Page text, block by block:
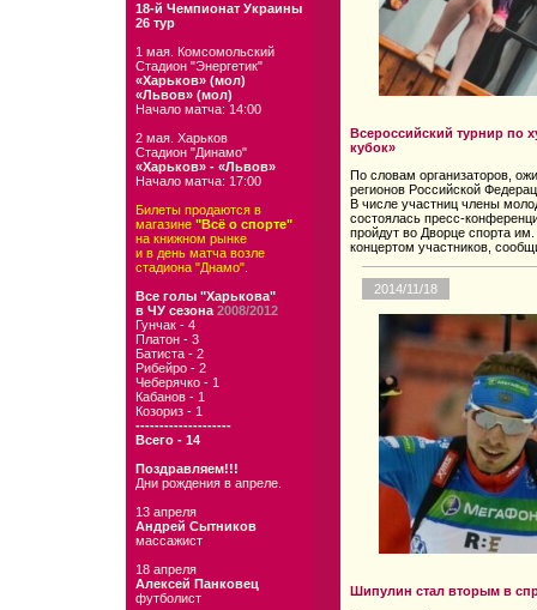
18-й Чемпионат Украины
26 тур
1 мая. Комсомольский
Стадион "Энергетик"
«Харьков» (мол)
«Львов» (мол)
Начало матча: 14:00
2 мая. Харьков
Стадион "Динамо"
«Харьков» - «Львов»
Начало матча: 17:00
Билеты продаются в
магазине "Всё о спорте"
на книжном рынке
и в день матча возле
стадиона "Днамо".
Все голы "Харькова"
в ЧУ сезона 2008/2012
Гунчак - 4
Платон - 3
Батиста - 2
Рибейро - 2
Чеберячко - 1
Кабанов - 1
Козориз - 1
--------------------
Всего - 14
Поздравляем!!!
Дни рождения в апреле.
13 апреля
Андрей Сытников
массажист
18 апреля
Алексей Панковец
футболист
Всероссийский турнир по
кубок»
По словам организаторов,
регионов Российской
В числе участниц члены
состоялась пресс-
пройдут во Дворце спорта
концертом участников,
2014/11/18
Шипулин стал вторым в